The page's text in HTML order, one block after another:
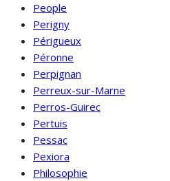
People
Perigny
Périgueux
Péronne
Perpignan
Perreux-sur-Marne
Perros-Guirec
Pertuis
Pessac
Pexiora
Philosophie